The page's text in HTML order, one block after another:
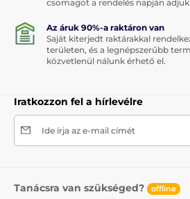
csomagot a rendelés napján adjuk
Az áruk 90%-a raktáron van
Saját kiterjedt raktárakkal
területen, és a legnépszerűbb
közvetlenül nálunk érhető el.
Iratkozzon fel a hírlevélre
Ide írja az e-mail címét
Tanácsra van szükséged? offline